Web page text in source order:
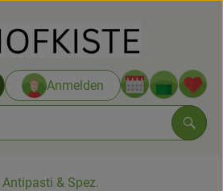
Anmelden
öffnen oder
& Spez.